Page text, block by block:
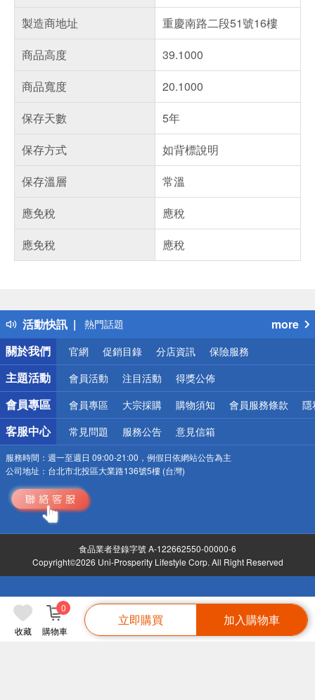
收藏 購物車
0
立即購買 加入購物車
製造商地址
重慶南路二段51號16樓
商品高度
39.1000
商品寬度
20.1000
保存天數
5年
保存方式
如背標說明
保存溫層
常溫
應免稅
應稅
應免稅
應稅
活動快訊
得獎公告
熱門話題
銀行優惠
偏遠地區配送
詐騙網頁！請小心！
more
關於我們
官網 促銷目錄 分店資訊 保險服務
主題活動 會員活動 注目活動 得獎公佈
會員專區 會員專區 大宗採購 購物須知 會員服務條款 隱
客服中心 常見問題 服務公告 意見信箱
服務時間： 週一至週日 09:00-21:00，例假日依網站公告為主
公司地址： 台北市北投區大業路136號5樓 (台灣)
食品業者登錄字號 A-122662550-00000-6
Copyright©2026 Uni-Prosperity Lifestyle Corp. All Right Reserved